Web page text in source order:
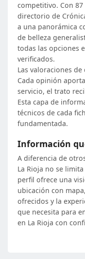
competitivo. Con
directorio de
a una panorámica
de belleza
todas las opciones
verificados.
Las valoraciones
Cada opinión
servicio, el trato
Esta capa de
técnicos de cada
fundamentada.
Información
A diferencia de
La Rioja no se
perfil ofrece una
ubicación con
ofrecidos y la
que necesita para
en La Rioja con